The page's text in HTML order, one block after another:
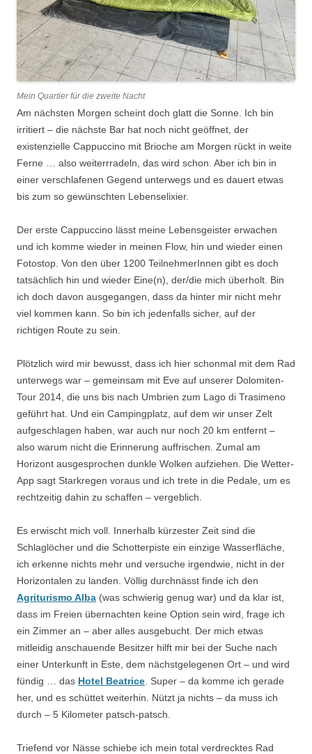
Mein Quartier für die zweite Nacht
Am nächsten Morgen scheint doch glatt die Sonne. Ich bin
irritiert – die nächste Bar hat noch nicht geöffnet, der
existenzielle Cappuccino mit Brioche am Morgen rückt in weite
Ferne … also weiterrradeln, das wird schon. Aber ich bin in
einer verschlafenen Gegend unterwegs und es dauert etwas
bis zum so gewünschten Lebenselixier.
Der erste Cappuccino lässt meine Lebensgeister erwachen
und ich komme wieder in meinen Flow, hin und wieder einen
Fotostop. Von den über 1200 TeilnehmerInnen gibt es doch
tatsächlich hin und wieder Eine(n), der/die mich überholt. Bin
ich doch davon ausgegangen, dass da hinter mir nicht mehr
viel kommen kann. So bin ich jedenfalls sicher, auf der
richtigen Route zu sein.
Plötzlich wird mir bewusst, dass ich hier schonmal mit dem Rad
unterwegs war – gemeinsam mit Eve auf unserer Dolomiten-
Tour 2014, die uns bis nach Umbrien zum Lago di Trasimeno
geführt hat. Und ein Campingplatz, auf dem wir unser Zelt
aufgeschlagen haben, war auch nur noch 20 km entfernt –
also warum nicht die Erinnerung auffrischen. Zumal am
Horizont ausgesprochen dunkle Wolken aufziehen. Die Wetter-
App sagt Starkregen voraus und ich trete in die Pedale, um es
rechtzeitig dahin zu schaffen – vergeblich.
Es erwischt mich voll. Innerhalb kürzester Zeit sind die
Schlaglöcher und die Schotterpiste ein einzige Wasserfläche,
ich erkenne nichts mehr und versuche irgendwie, nicht in der
Horizontalen zu landen. Völlig durchnässt finde ich den
Agriturismo Alba (was schwierig genug war) und da klar ist,
dass im Freien übernachten keine Option sein wird, frage ich
ein Zimmer an – aber alles ausgebucht. Der mich etwas
mitleidig anschauende Besitzer hilft mir bei der Suche nach
einer Unterkunft in Este, dem nächstgelegenen Ort – und wird
fündig … das Hotel Beatrice . Super – da komme ich gerade
her, und es schüttet weiterhin. Nützt ja nichts – da muss ich
durch – 5 Kilometer patsch-patsch.
Triefend vor Nässe schiebe ich mein total verdrecktes Rad